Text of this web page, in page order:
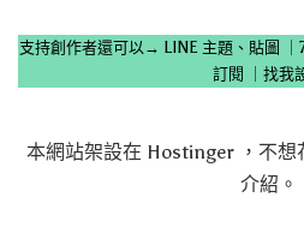
支持創作者還可以→ LINE 主題、貼圖
訂閱
找我
本網站架設在 Hostinger，不想
介紹 。